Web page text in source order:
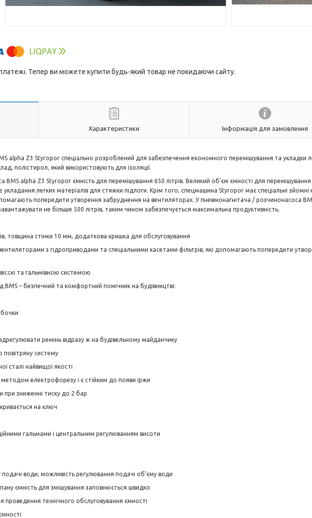
платежі. Тепер ви можете купити будь-який товар не покидаючи сайту.
Характеристики Інформація для замовлення
Z3 Styropor спеціально розроблений для забезпечення економного перемішування та укладки
полістирол, який використовують для ізоляції.
alpha Z3 Styropor ємність для перемішування 650 літрів. Великий об’єм ємності для перемішування
легких матеріалів для стяжки підлоги. Крім того, спецмашина Styropor має спеціальні зйомні
попередити утворення забруднення на вентиляторах. У пневмонагнітача / розчинонасоса
не більше 500 літрів, таким чином забезпечується максимальна продуктивність.
товщина стінки 10 мм, додаткова кришка для обслуговування
з гідроприводами та спеціальними касетами фільтрів, які допомагають попередити
та гальмівною системою
– безпечний та комфортний помічник на будівництві:
ремінь відразу ж на будівельному майданчику
повітряну систему
сталі найвищої якості
електрофорезу і є стійким до появи іржи
зниженні тиску до 2 бар
на ключ
гальмами і центральним регулюванням висоти
води, можливість регулювання подачі об’єму води
ємність для змішування заповнюється швидко
технічного обслуговування ємності